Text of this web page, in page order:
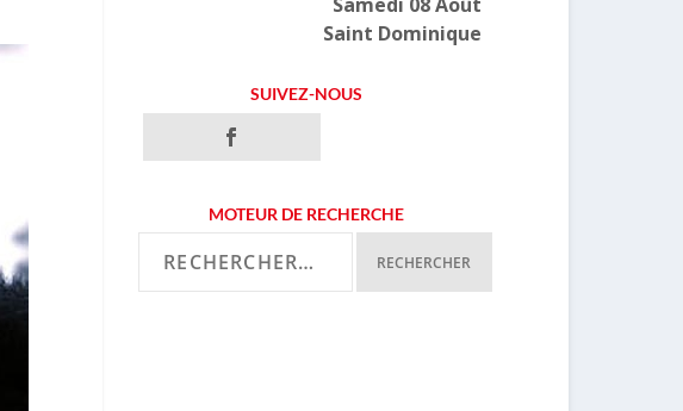
Saint Dominique
SUIVEZ-NOUS
MOTEUR DE RECHERCHE